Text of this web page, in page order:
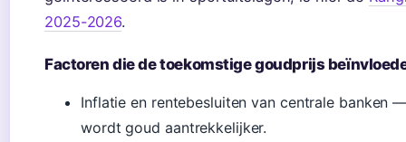
2025-2026.
Factoren die de toekomstige goudprijs
Inflatie en rentebesluiten van centrale banken
wordt goud aantrekkelijker.